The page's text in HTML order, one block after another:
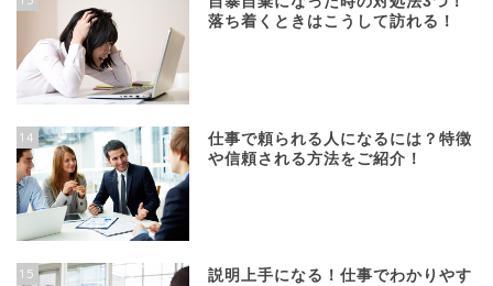
落ち着くときはこうして訪れる！
14
仕事で頼られる人になるには？特徴
や信頼される方法をご紹介！
15
説明上手になる！仕事でわかりやす